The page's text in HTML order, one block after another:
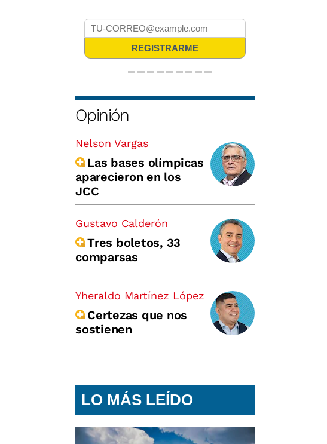
Opinión
Nelson Vargas
Las bases olímpicas
aparecieron en los
JCC
Gustavo Calderón
Tres boletos, 33
comparsas
Yheraldo Martínez López
Certezas que nos
sostienen
LO MÁS LEÍDO